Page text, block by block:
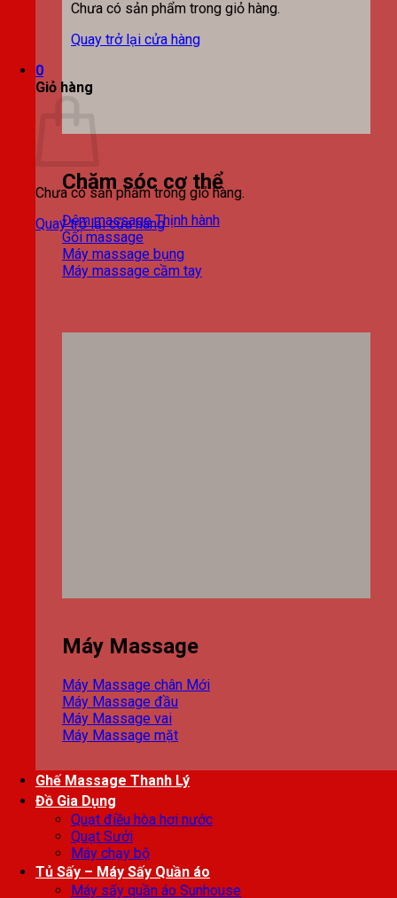
Chưa có sản phẩm trong giỏ hàng.
Quay trở lại cửa hàng
0
Giỏ hàng
Chưa có sản phẩm trong giỏ hàng.
Quay trở lại cửa hàng
Chăm sóc cơ thể
Đệm massage
Gối massage
Máy massage bụng
Máy massage cầm tay
Máy Massage
Máy Massage chân
Máy Massage đầu
Máy Massage vai
Máy Massage mặt
Ghế Massage Thanh Lý
Đồ Gia Dụng
Quạt điều hòa hơi nước
Quạt Sưởi
Máy chạy bộ
Tủ Sấy – Máy Sấy Quần áo
Máy sấy quần áo Sunhouse